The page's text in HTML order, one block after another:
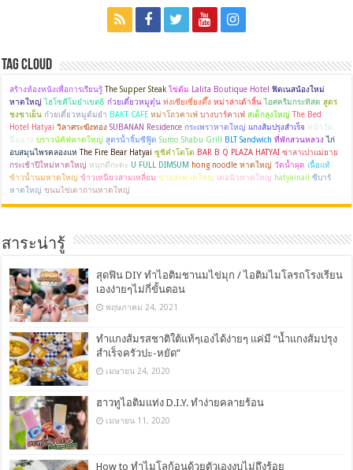
Tag Cloud
สร้างห้องหนังเพื่อการเรียนรู้ The Supper Steak ไข่ต้ม Lalita Boutique Hotel ฟิตเนสน้องใหม่
หาดใหญ่ ไฮโซคีโมยำเขต8 ก๋วยเตี๋ยวหมูตุ๋น ท่งเซียเซี่ยงตึ๊ง หม่าล่าเด้าลิ้น ไอศครีมกระทิสด สูตร
ชงชาเย็น ก๋วยเตี๋ยวหมูต้มยำ BAKT CAFE หม่าโถวคาเฟ่ บางบาร์คาเฟ่ สเต็กลุงใหญ่ The Bed
Hotel Hatyai วิลาศระฆังทอง SUBANAN Residence กระเพราหาดใหญ่ แกงส้มปรุงสำเร็จ หน้าวัด
ฉื่อฉาง บราวน์คัฟหาดใหญ่ สูตรน้ำจิ้มซีฟู๊ด Sumo Shabu Grill BLT Sandwich ที่พักสวนหลวง ไก่
อบสมุนไพรคลองแห The​ Fire​ Bear Hatyai ซูชิคำโตโต BAR B Q PLAZA HATYAI ซาลาเปาแม่ยาย
กระเช้าปีใหม่หาดใหญ่ หนุกดีกะตะ U FULL DIMSUM hong noodle หาดใหญ่ วัดน้ำผุด เนื้อแท้
ข้าวน้ำนมหาดใหญ่ ข้าวเหนียวสามเหลี่ยม ขายส่งหาดใหญ่ เดอนัวหาดใหญ่ hatyainail
ซีบาร์
หาดใหญ่ ขนมไข่เตาถ่านหาดใหญ่
สาระน่ารู้
สุดฟิน DIY ทำไอติมชานมไข่มุก / ไอติมไมโลรถโรงเรียน
เองง่ายๆไม่กี่ขั้นตอน
พฤษภาคม 24, 2021
ทำแกงส้มรสชาติใต้แท้ๆเองได้ง่ายๆ แค่มี “น้ำแกงส้มปรุง
สำเร็จครัวปะ-หยัด”
เมษายน 24, 2020
ฮาวทูไอติมแท่ง D.I.Y. ทำง่ายคลายร้อน
เมษายน 11, 2020
How to ทำไมโลก้อนด้วยตัวเองงบไม่ถึงร้อย